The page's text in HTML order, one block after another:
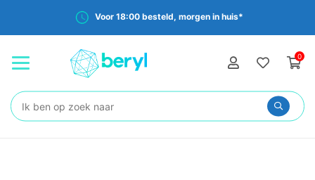
Voor 18:00 besteld, morgen in huis*
0
Zoeken: